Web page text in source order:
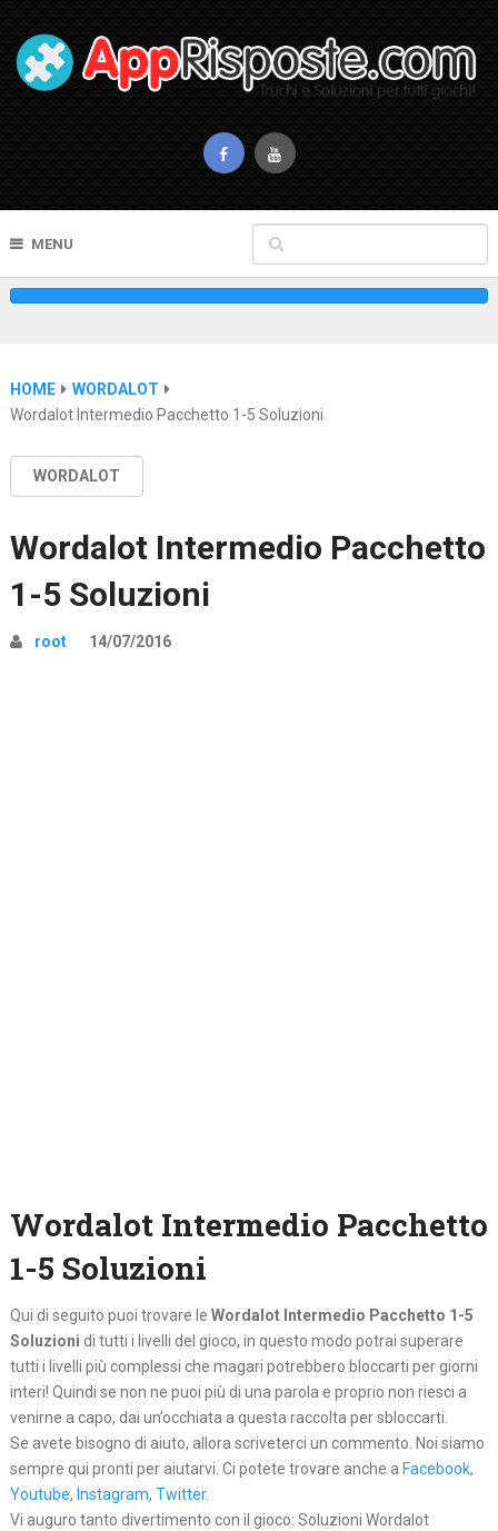
MENU
HOME
WORDALOT
Wordalot Intermedio Pacchetto 1-5 Soluzioni
WORDALOT
Wordalot Intermedio Pacchetto
1-5 Soluzioni
root 14/07/2016
Wordalot Intermedio Pacchetto
1-5 Soluzioni
Qui di seguito puoi trovare le Wordalot Intermedio Pacchetto 1-5
Soluzioni di tutti i livelli del gioco, in questo modo potrai superare
tutti i livelli più complessi che magari potrebbero bloccarti per giorni
interi! Quindi se non ne puoi più di una parola e proprio non riesci a
venirne a capo, dai un’occhiata a questa raccolta per sbloccarti.
Se avete bisogno di aiuto, allora scriveterci un commento. Noi siamo
sempre qui pronti per aiutarvi. Ci potete trovare anche a Facebook,
Youtube, Instagram, Twitter.
Vi auguro tanto divertimento con il gioco: Soluzioni Wordalot